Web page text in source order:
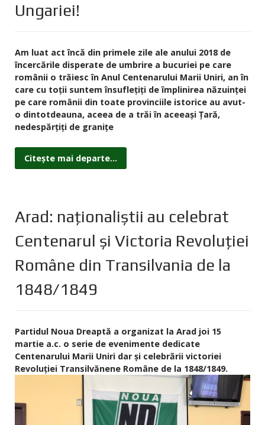
Ungariei!
Am luat act încă din primele zile ale anului 2018 de
încercările disperate de umbrire a bucuriei pe care
românii o trăiesc în Anul Centenarului Marii Uniri, an în
care cu toții suntem însuflețiți de împlinirea năzuinței
pe care românii din toate provinciile istorice au avut-
o dintotdeauna, aceea de a trăi în aceeași Țară,
nedespărțiți de granițe
Citește mai departe...
Arad: naționaliștii au celebrat
Centenarul și Victoria Revoluției
Române din Transilvania de la
1848/1849
Partidul Noua Dreaptă a organizat la Arad joi 15
martie a.c. o serie de evenimente dedicate
Centenarului Marii Uniri dar și celebrării victoriei
Revoluției Transilvănene Române de la 1848/1849.